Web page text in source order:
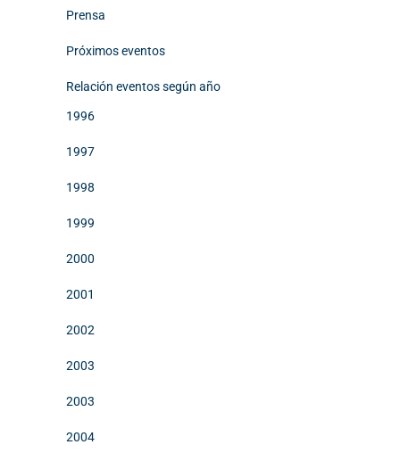
Prensa
Próximos eventos
Relación eventos según año
1996
1997
1998
1999
2000
2001
2002
2003
2003
2004